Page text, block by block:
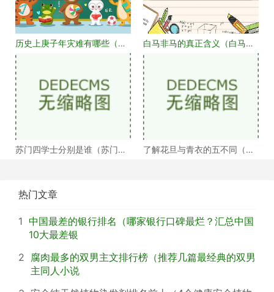
历史上庚子年灾难有哪些（庚
子年大事记盘点）
白马非马的真正含义（白马非
马何解）
苏门四学士分别是谁（苏门四
了解花旦与青衣的五不同（浅
热门文章
1 中国最差的银行排名（哪家银行口碑最烂？汇总中国
10大最差银
2
腐肉最多的双男主文排行榜（推荐几篇最经典的双男
主同人小说